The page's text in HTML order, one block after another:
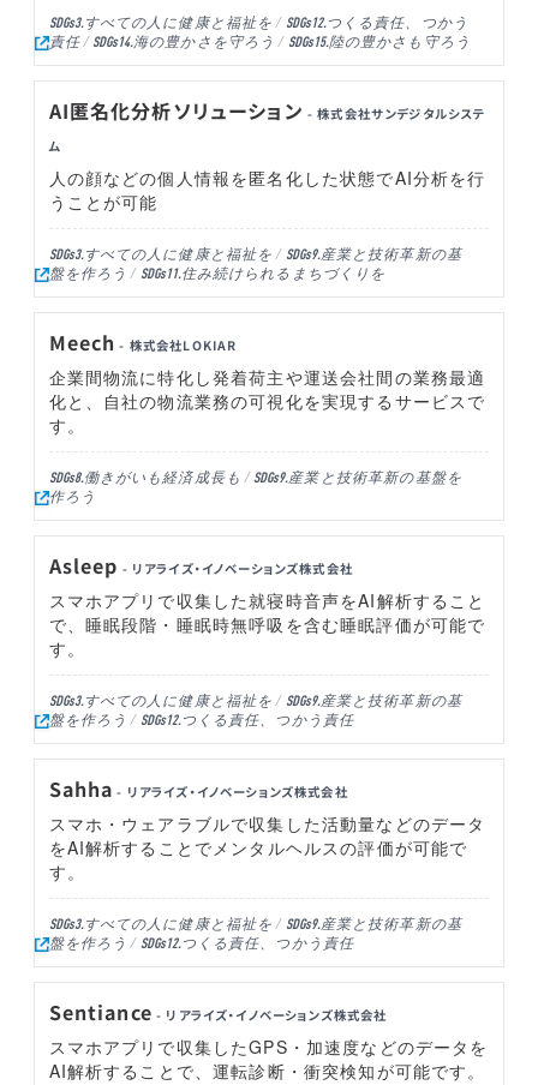
SDGs3.すべての人に健康と福祉を SDGs12.つくる責任、つかう
責任
SDGs14.海の豊かさを守ろう SDGs15.陸の豊かさも守ろう
AI匿名化分析ソリューション - 株式会社サンデジタルシステ
ム
人の顔などの個人情報を匿名化した状態でAI分析を行
うことが可能
SDGs3.すべての人に健康と福祉を SDGs9.産業と技術革新の基
盤を作ろう
SDGs11.住み続けられるまちづくりを
Meech - 株式会社LOKIAR
企業間物流に特化し発着荷主や運送会社間の業務最適
化と、自社の物流業務の可視化を実現するサービスで
す。
SDGs8.働きがいも経済成長も SDGs9.産業と技術革新の基盤を
作ろう
Asleep - リアライズ・イノベーションズ株式会社
スマホアプリで収集した就寝時音声をAI解析すること
で、睡眠段階・睡眠時無呼吸を含む睡眠評価が可能で
す。
SDGs3.すべての人に健康と福祉を SDGs9.産業と技術革新の基
盤を作ろう
SDGs12.つくる責任、つかう責任
Sahha - リアライズ・イノベーションズ株式会社
スマホ・ウェアラブルで収集した活動量などのデータ
をAI解析することでメンタルヘルスの評価が可能で
す。
SDGs3.すべての人に健康と福祉を SDGs9.産業と技術革新の基
盤を作ろう
SDGs12.つくる責任、つかう責任
Sentiance - リアライズ・イノベーションズ株式会社
スマホアプリで収集したGPS・加速度などのデータを
AI解析することで、運転診断・衝突検知が可能です。